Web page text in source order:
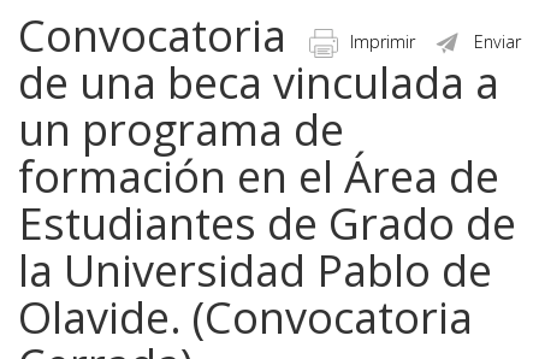
Enviar
Imprimir
Convocatoria
de una beca vinculada a
un programa de
formación en el Área de
Estudiantes de Grado de
la Universidad Pablo de
Olavide. (Convocatoria